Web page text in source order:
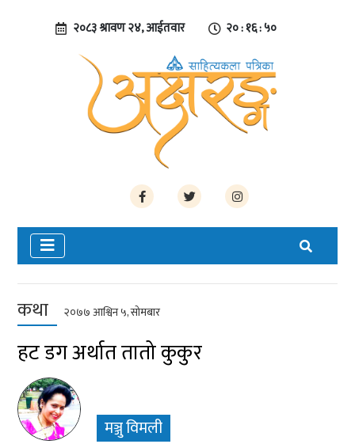
२०८३ श्रावण २४, आईतवार २० : १६ : ५१
कथा २०७७ आश्विन ५, सोमबार
हट डग अर्थात तातो कुकुर
मञ्जु विमली